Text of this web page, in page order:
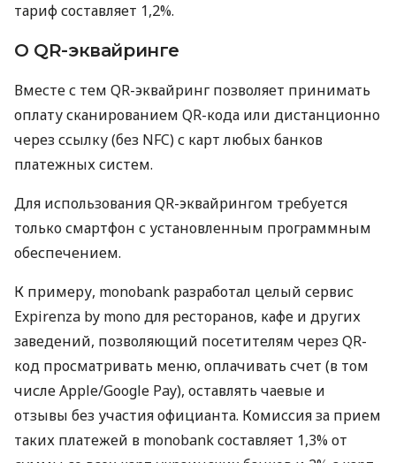
тариф составляет 1,2%.
О QR-эквайринге
Вместе с тем QR-эквайринг позволяет принимать
оплату сканированием QR-кода или дистанционно
через ссылку (без NFC) с карт любых банков
платежных систем.
Для использования QR-эквайрингом требуется
только смартфон с установленным программным
обеспечением.
К примеру, monobank разработал целый сервис
Expirenza by mono для ресторанов, кафе и других
заведений, позволяющий посетителям через QR-
код просматривать меню, оплачивать счет (в том
числе Apple/Google Pay), оставлять чаевые и
отзывы без участия официанта. Комиссия за прием
таких платежей в monobank составляет 1,3% от